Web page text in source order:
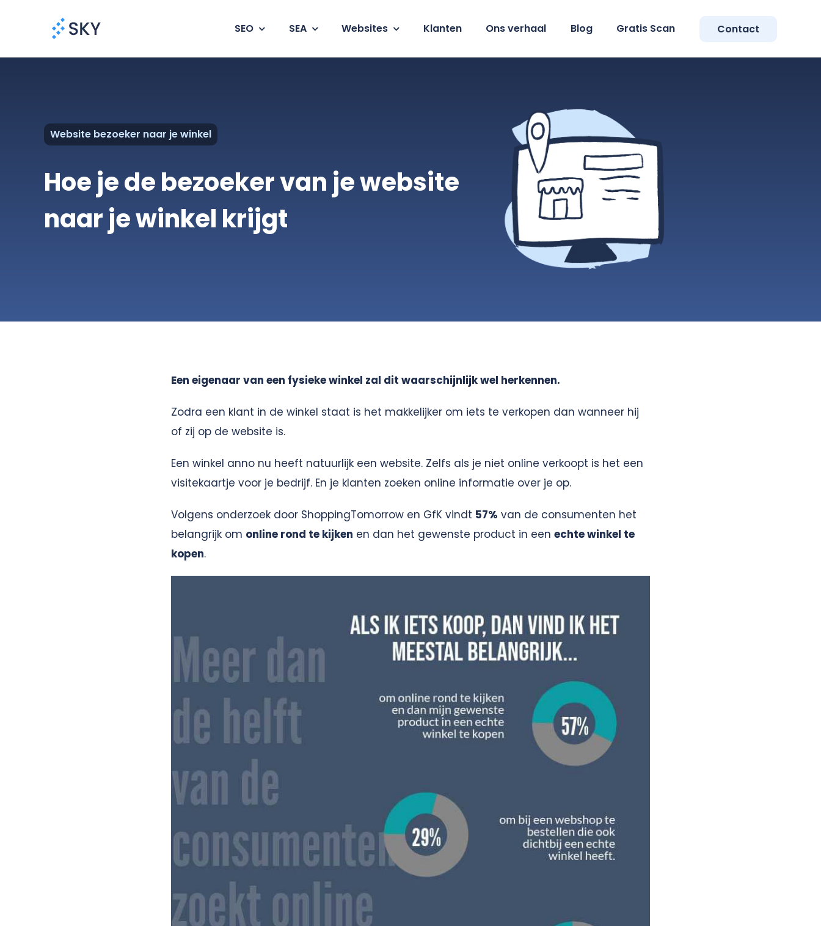
SEO SEA Websites Klanten Ons verhaal Blog Gratis Scan Contact
Website bezoeker naar je winkel
Hoe je de bezoeker van je website
naar je winkel krijgt
Een eigenaar van een fysieke winkel zal dit waarschijnlijk wel herkennen.
Zodra een klant in de winkel staat is het makkelijker om iets te verkopen dan wanneer hij
of zij op de website is.
Een winkel anno nu heeft natuurlijk een website. Zelfs als je niet online verkoopt is het een
visitekaartje voor je bedrijf. En je klanten zoeken online informatie over je op.
Volgens onderzoek door ShoppingTomorrow en GfK vindt 57% van de consumenten het
belangrijk om online rond te kijken en dan het gewenste product in een echte winkel te
kopen.